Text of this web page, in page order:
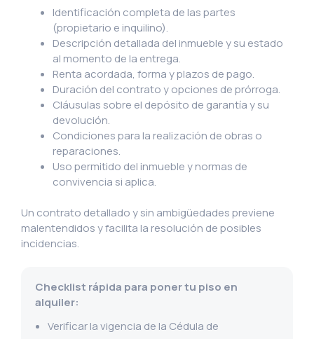
Identificación completa de las partes
(propietario e inquilino).
Descripción detallada del inmueble y su estado
al momento de la entrega.
Renta acordada, forma y plazos de pago.
Duración del contrato y opciones de prórroga.
Cláusulas sobre el depósito de garantía y su
devolución.
Condiciones para la realización de obras o
reparaciones.
Uso permitido del inmueble y normas de
convivencia si aplica.
Un contrato detallado y sin ambigüedades previene
malentendidos y facilita la resolución de posibles
incidencias.
Checklist rápida para poner tu piso en
alquiler:
Verificar la vigencia de la Cédula de